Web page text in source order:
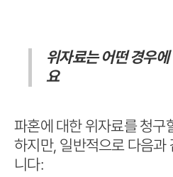
위자료는 어떤 경우
요
파혼에 대한 위자료를 청구
하지만, 일반적으로 다음과
니다: